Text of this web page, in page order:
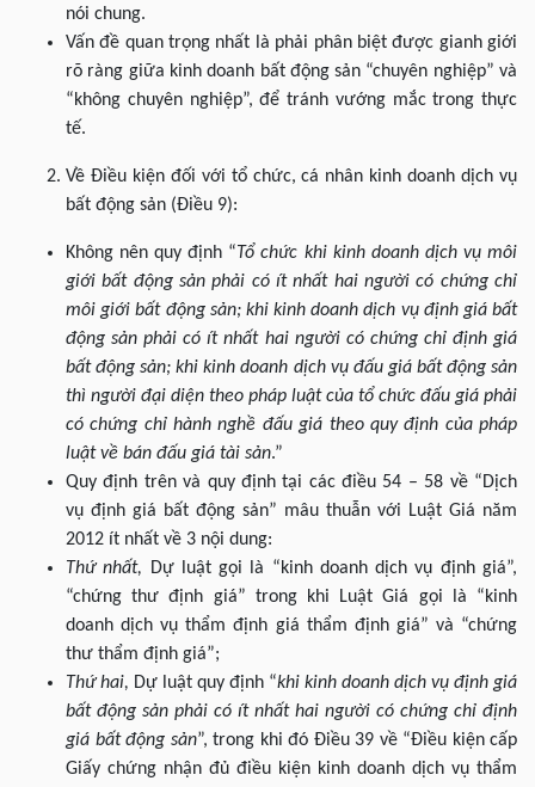
nói chung.
Vấn đề quan trọng nhất là phải phân biệt được gianh giới
rõ ràng giữa kinh doanh bất động sản “chuyên nghiệp” và
“không chuyên nghiệp”, để tránh vướng mắc trong thực
tế.
Về Điều kiện đối với tổ chức, cá nhân kinh doanh dịch vụ
bất động sản (Điều 9):
Không nên quy định “Tổ chức khi kinh doanh dịch vụ môi
giới bất động sản phải có ít nhất hai người có chứng chỉ
môi giới bất động sản; khi kinh doanh dịch vụ định giá bất
động sản phải có ít nhất hai người có chứng chỉ định giá
bất động sản; khi kinh doanh dịch vụ đấu giá bất động sản
thì người đại diện theo pháp luật của tổ chức đấu giá phải
có chứng chỉ hành nghề đấu giá theo quy định của pháp
luật về bán đấu giá tài sản.”
Quy định trên và quy định tại các điều 54 – 58 về “Dịch
vụ định giá bất động sản” mâu thuẫn với Luật Giá năm
2012 ít nhất về 3 nội dung:
Thứ nhất, Dự luật gọi là “kinh doanh dịch vụ định giá”,
“chứng thư định giá” trong khi Luật Giá gọi là “kinh
doanh dịch vụ thẩm định giá thẩm định giá” và “chứng
thư thẩm định giá”;
Thứ hai, Dự luật quy định “khi kinh doanh dịch vụ định giá
bất động sản phải có ít nhất hai người có chứng chỉ định
giá bất động sản”, trong khi đó Điều 39 về “Điều kiện cấp
Giấy chứng nhận đủ điều kiện kinh doanh dịch vụ thẩm